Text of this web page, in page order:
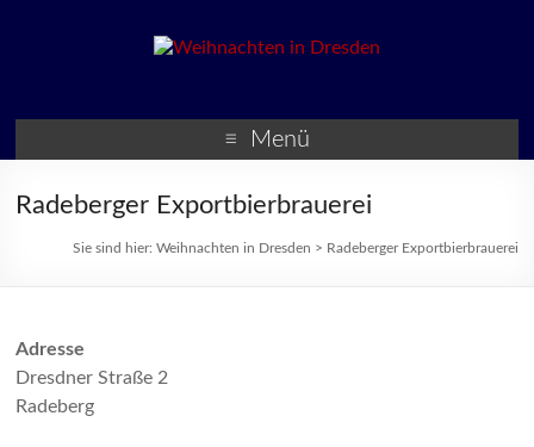
Veranstaltungen zur
Weihnachtszeit
Menü
Radeberger Exportbierbrauerei
Sie sind hier: Weihnachten in Dresden > Radeberger Exportbierbrauerei
Adresse
Dresdner Straße 2
Radeberg